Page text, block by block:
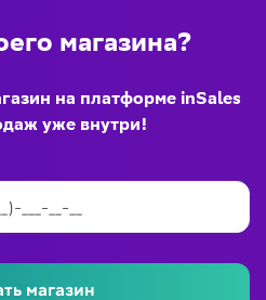
магазина?
на платформе inSales
уже внутри!
магазин